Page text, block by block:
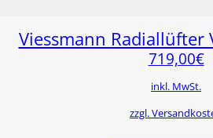
Viessmann Radiallüfter
719,00€
inkl. MwSt.
zzgl.